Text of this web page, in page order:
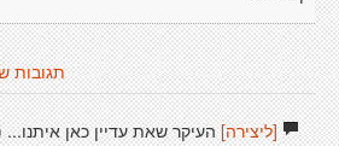
תגובות
[ליצירה]העיקר שאת עדיין כאן